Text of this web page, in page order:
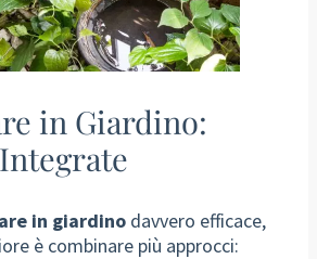
in Giardino:
in giardinodavvero efficace,
è combinare più approcci: